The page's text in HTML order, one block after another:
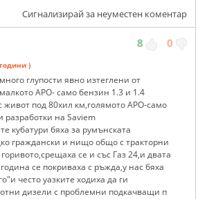
Сигнализирай за неуместен коментар
8 0
)
глупости явно изтеглени от
АРО- само бензин 1.3 и 1.4
живот под 80хил км,голямото АРО-само
разработки на Saviem
кубатури бяха за румънската
граждански и нищо общо с тракторни
се и със Газ 24,и двата
се покриваха с ръжда,у нас бяха
често уазките ходиха да ги
дизели с проблемни подкачващи п